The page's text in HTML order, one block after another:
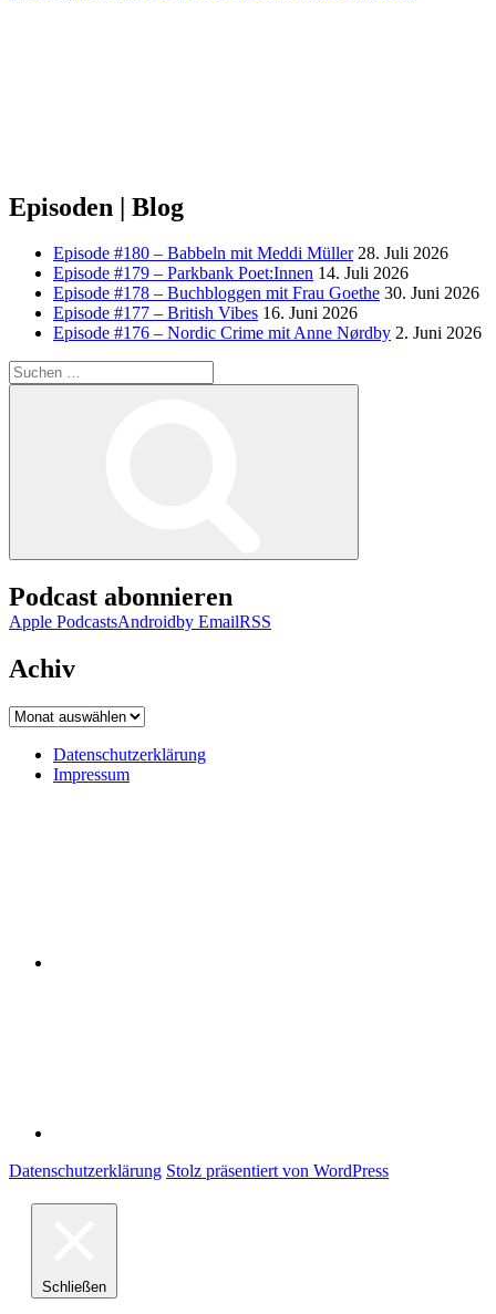
Episoden | Blog
Episode #180 – Babbeln mit Meddi Müller 28. Juli 2026
Episode #179 – Parkbank Poet:Innen 14. Juli 2026
Episode #178 – Buchbloggen mit Frau Goethe 30. Juni 2026
Episode #177 – British Vibes 16. Juni 2026
Episode #176 – Nordic Crime mit Anne Nørdby 2. Juni 2026
Suchen
nach:
Podcast abonnieren
Apple PodcastsAndroidby EmailRSS
Achiv
Achiv
Datenschutzerklärung
Impressum
Datenschutzerklärung Stolz präsentiert von WordPress
Schließen